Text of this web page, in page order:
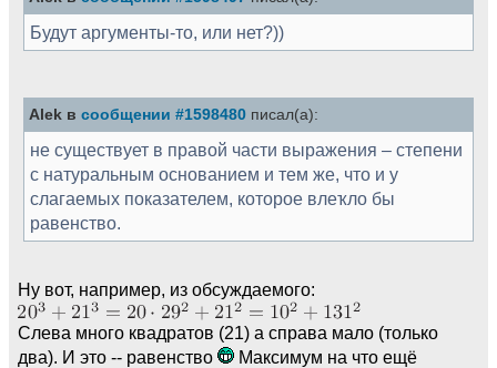
Будут аргументы-то, или нет?))
Alek в сообщении #1598480 писал(а):
не существует в правой части выражения – степени
с натуральным основанием и тем же, что и у
слагаемых показателем, которое влеҡло бы
равенство.
Ну вот, например, из обсуждаемого:
Слева много квадратов (21) а справа мало (только
два). И это -- равенство
Максимум на что ещё